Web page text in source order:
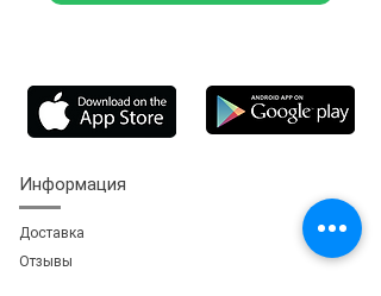
Информация
Доставка
Отзывы